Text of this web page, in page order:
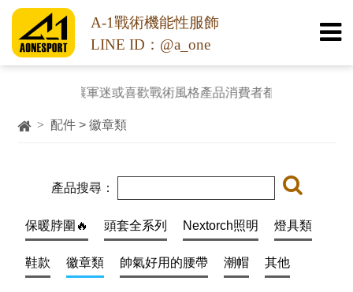
A-1戰術機能性服飾
LINE ID：@a_one
，讓軍迷或喜歡戰術風格產品消費者都能用平實的價格購入
> 配件 > 徽章類
產品搜尋：
保暖脖圍🔥 頭套全系列 Nextorch照明 燈具類
鞋款 徽章類 帥氣好用的腰帶 潮帽 其他